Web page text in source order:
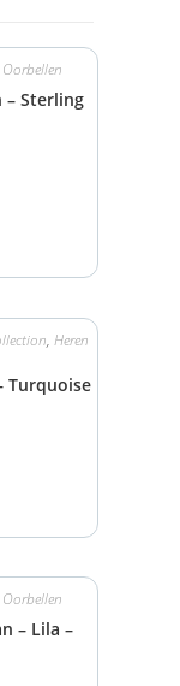
Oorbellen
– Sterling
,Heren
Turquoise
Oorbellen
– Lila –